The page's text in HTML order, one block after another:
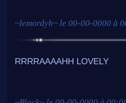
~lemordyh~ le 00-00-0000 à
RRRRAAAAHH LOVELY